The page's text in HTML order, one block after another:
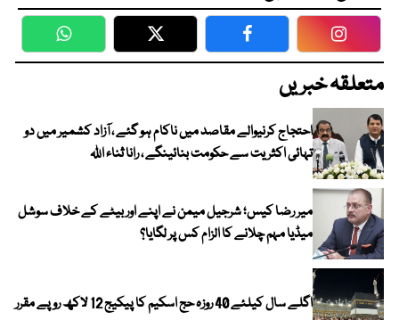
WhatsApp Twitter Facebook
متعلقہ خبریں
احتجاج کرنیوالے مقاصد میں ناکام ہو گئے ، آزاد کشمیر میں دو
تہائی اکثریت سے حکومت بنائینگے ، رانا ثناء اللہ
میر رضا کیس؛ شرجیل میمن نے اپنے اور بیٹے کے خلاف سوشل
میڈیا مہم چلانے کا الزام کس پر لگایا؟
اگلے سال کیلئے 40 روزہ حج اسکیم کا پیکیج 12 لاکھ روپے مقرر